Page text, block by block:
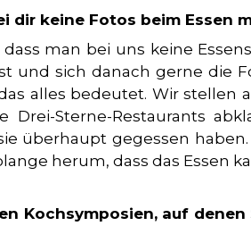
dir keine Fotos beim Essen
man bei uns keine
und sich danach gerne die
alles bedeutet. Wir stellen
Sterne-Restaurants
überhaupt gegessen haben.
herum, dass das Essen
Kochsymposien, auf denen